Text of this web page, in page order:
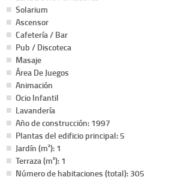
Solarium
Ascensor
Cafetería / Bar
Pub / Discoteca
Masaje
Área De Juegos
Animación
Ocio Infantil
Lavandería
Año de construcción: 1997
Plantas del edificio principal: 5
Jardín (m²): 1
Terraza (m²): 1
Número de habitaciones (total): 305